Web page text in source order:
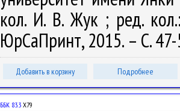
кол. И. В. Жук ; ред.
ЮрСаПринт, 2015. – С.
Добавить в корзину Подробнее
ББК 83.3 Х79